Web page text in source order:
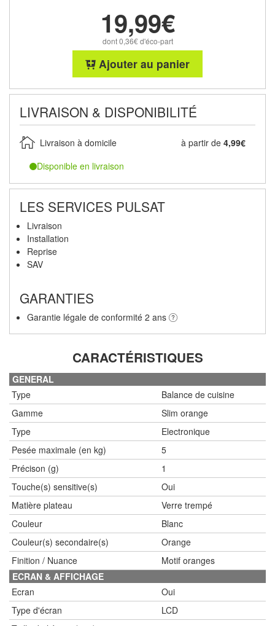
19,99€
dont 0,36€ d'éco-part
Ajouter au panier
LIVRAISON & DISPONIBILITÉ
Livraison à domicile à partir de 4,99€
Disponible en livraison
LES SERVICES PULSAT
Livraison
Installation
Reprise
SAV
GARANTIES
Garantie légale de conformité 2 ans
CARACTÉRISTIQUES
GENERAL
Type
Balance de cuisine
Gamme
Slim orange
Type
Electronique
Pesée maximale (en kg)
5
Précison (g)
1
Touche(s) sensitive(s)
Oui
Matière plateau
Verre trempé
Couleur
Blanc
Couleur(s) secondaire(s)
Orange
Finition / Nuance
Motif oranges
ECRAN & AFFICHAGE
Ecran
Oui
Type d'écran
LCD